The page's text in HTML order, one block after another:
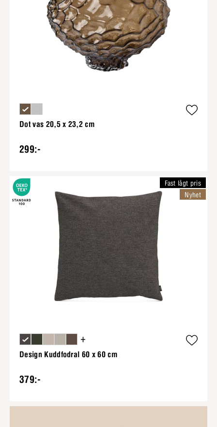
Dot vas 20,5 x 23,2 cm
299:-
+
Design Kuddfodral 60 x 60 cm
379:-
Fast lågt pris
Nyhet